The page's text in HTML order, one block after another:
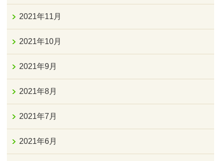
2021年11月
2021年10月
2021年9月
2021年8月
2021年7月
2021年6月